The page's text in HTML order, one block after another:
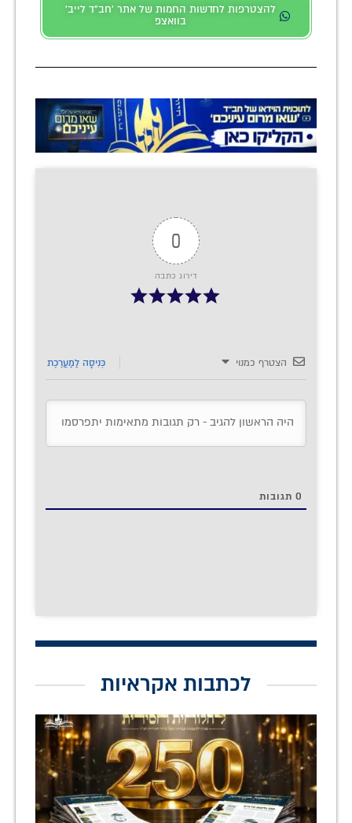
להצטרפות לחדשות החמות של אתר 'חב"ד לייב'
בוואצפ
0
דירוג כתבה
הצטרף כמנוי כְּנִיסָה לַמַעֲרֶכֶת
0 תגובות
לכתבות אקראיות